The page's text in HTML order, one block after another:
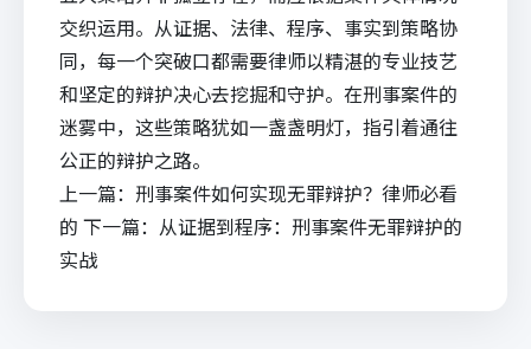
交织运用。从证据、法律、程序、事实到策略协
同，每一个突破口都需要律师以精湛的专业技艺
和坚定的辩护决心去挖掘和守护。在刑事案件的
迷雾中，这些策略犹如一盏盏明灯，指引着通往
公正的辩护之路。
上一篇： 刑事案件如何实现无罪辩护？律师必看
的 下一篇： 从证据到程序：刑事案件无罪辩护的
实战